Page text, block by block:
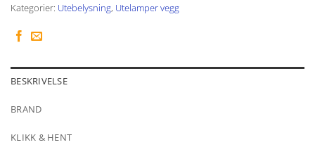
Kategorier: Utebelysning, Utelamper vegg
BESKRIVELSE
BRAND
KLIKK & HENT